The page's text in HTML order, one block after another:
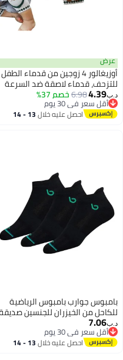
أوزيغالور 4 زوجين من قدماء الطفل
قدماء لاصقة ضد السرعة
4.39
6.98خصم 37%
أقل سعر في 30 يوم
أقل سعر في 30 يوماحصل عليه خلال 13 - 14
جوارب بامبوس الرياضية
من الخيزران للجنسين صديقة
للرجال والنساء للجري وكرة
وصالة الألعاب الرياضية، عبوة
من 3 قطع (مقاس المملكة
7.06
أقل سعر في 30 يوم
أقل سعر في 30 يوماحصل عليه خلال 13 - 14